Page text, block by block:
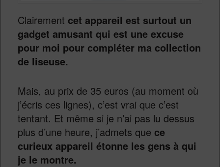
Clairement cet appareil est surtout un
gadget amusant qui est une excuse
pour moi pour compléter ma collection
de liseuse.
Mais, au prix de 35 euros (au moment où
j’écris ces lignes), c’est vrai que c’est
tentant. Et même si je n’ai pas lu dessus
plus d’une heure, j’admets que ce
curieux appareil étonne les gens à qui
je le montre.